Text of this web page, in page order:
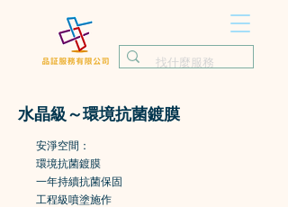
水晶級～環境抗菌鍍膜
安淨空間：
環境抗菌鍍膜
一年持續抗菌保固
工程級噴塗施作